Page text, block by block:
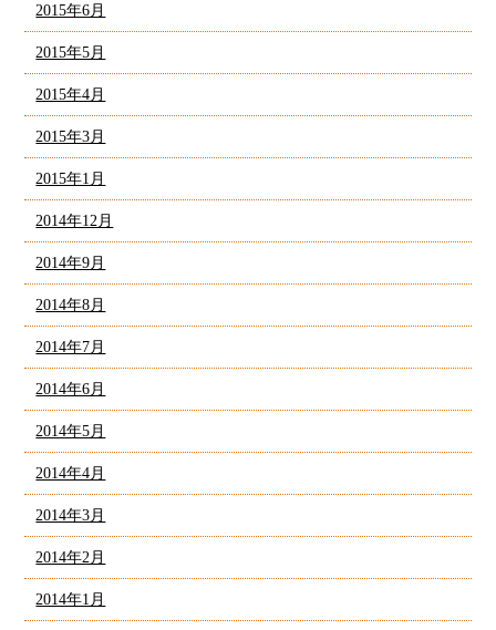
2015年6月
2015年5月
2015年4月
2015年3月
2015年1月
2014年12月
2014年9月
2014年8月
2014年7月
2014年6月
2014年5月
2014年4月
2014年3月
2014年2月
2014年1月